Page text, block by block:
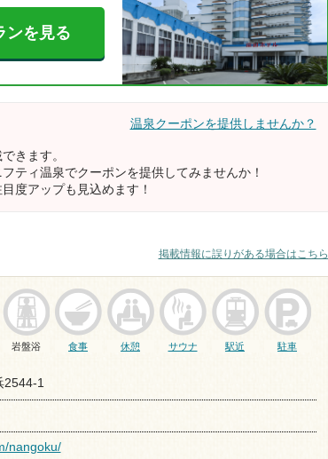
ンを見る
温泉クーポンを提供しませんか？
きます。
ティ温泉でクーポンを提供してみませんか！
度アップも見込めます！
掲載情報に誤りがある場合はこちら
岩盤浴 食事 休憩 サウナ 駅近 駐車
2544-1
nangoku/